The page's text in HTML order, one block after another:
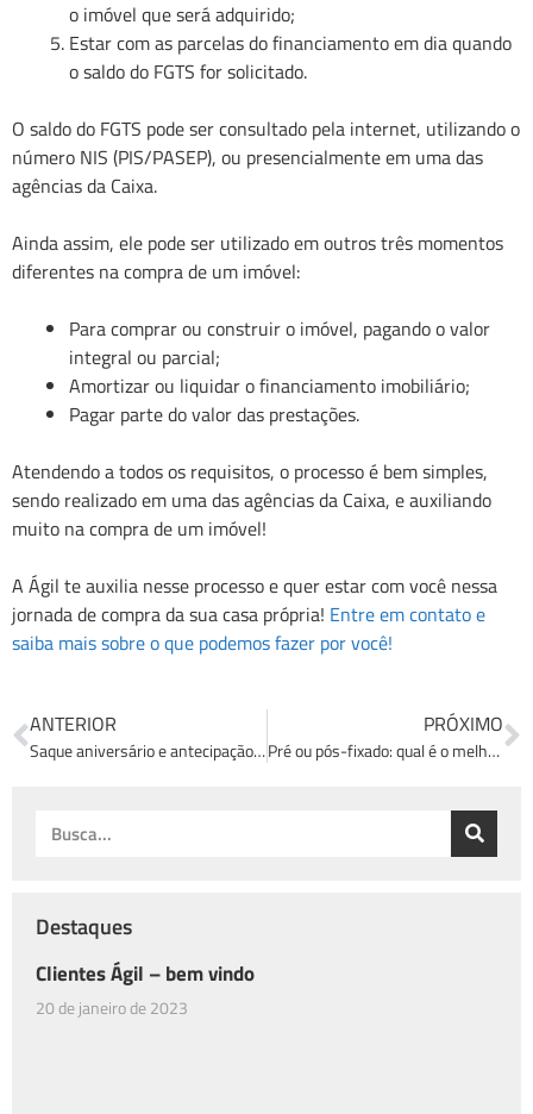
Destaques
Clientes Ágil – bem vindo
20 de janeiro de 2023
o imóvel que será adquirido;
Estar com as parcelas do financiamento em dia quando
o saldo do FGTS for solicitado.
O saldo do FGTS pode ser consultado pela internet, utilizando o
número NIS (PIS/PASEP), ou presencialmente em uma das
agências da Caixa.
Ainda assim, ele pode ser utilizado em outros três momentos
diferentes na compra de um imóvel:
Para comprar ou construir o imóvel, pagando o valor
integral ou parcial;
Amortizar ou liquidar o financiamento imobiliário;
Pagar parte do valor das prestações.
Atendendo a todos os requisitos, o processo é bem simples,
sendo realizado em uma das agências da Caixa, e auxiliando
muito na compra de um imóvel!
A Ágil te auxilia nesse processo e quer estar com você nessa
jornada de compra da sua casa própria! Entre em contato e
saiba mais sobre o que podemos fazer por você!
ANTERIOR
Saque aniversário e antecipação de saque aniversário: qual a diferença?
PRÓXIMO
Pré ou pós-fixado: qual é o melhor tipo de financiamento para o seu cliente?